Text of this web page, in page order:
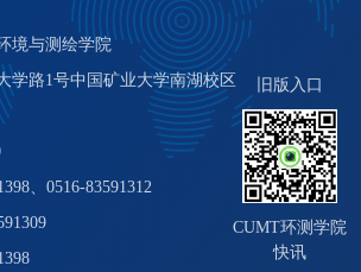
境与测绘学院
学路1号中国矿业大学南湖校区
、0516-83591312
旧版入口
CUMT环测学院
快讯